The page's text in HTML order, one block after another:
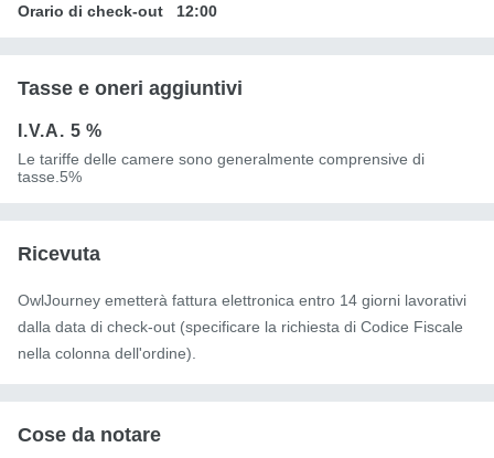
Orario di check-out 12:00
Tasse e oneri aggiuntivi
I.V.A. 5 %
Le tariffe delle camere sono generalmente comprensive di
tasse.5%
Ricevuta
OwlJourney emetterà fattura elettronica entro 14 giorni lavorativi
dalla data di check-out (specificare la richiesta di Codice Fiscale
nella colonna dell'ordine).
Cose da notare